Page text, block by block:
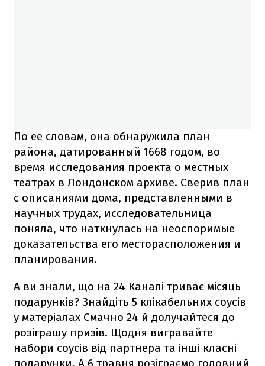
По ее словам, она обнаружила план
района, датированный 1668 годом, во
время исследования проекта о местных
театрах в Лондонском архиве. Сверив план
с описаниями дома, представленными в
научных трудах, исследовательница
поняла, что наткнулась на неоспоримые
доказательства его месторасположения и
планирования.
А ви знали, що на 24 Каналі триває місяць
подарунків? Знайдіть 5 клікабельних соусів
у матеріалах Смачно 24 й долучайтеся до
розіграшу призів. Щодня вигравайте
набори соусів від партнера та інші класні
подарунки. А 6 травня розіграємо головний